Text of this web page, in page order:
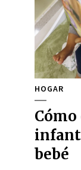
HOGAR
bebé